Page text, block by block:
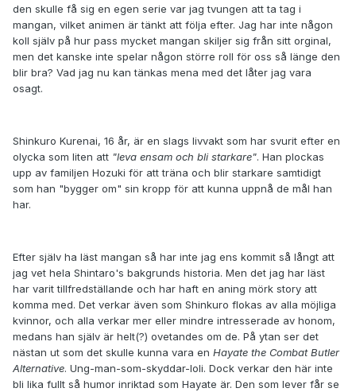
den skulle få sig en egen serie var jag tvungen att ta tag i
mangan, vilket animen är tänkt att följa efter. Jag har inte någon
koll själv på hur pass mycket mangan skiljer sig från sitt orginal,
men det kanske inte spelar någon större roll för oss så länge den
blir bra? Vad jag nu kan tänkas mena med det låter jag vara
osagt.
Shinkuro Kurenai, 16 år, är en slags livvakt som har svurit efter en
olycka som liten att "leva ensam och bli starkare". Han plockas
upp av familjen Hozuki för att träna och blir starkare samtidigt
som han "bygger om" sin kropp för att kunna uppnå de mål han
har.
Efter själv ha läst mangan så har inte jag ens kommit så långt att
jag vet hela Shintaro's bakgrunds historia. Men det jag har läst
har varit tillfredställande och har haft en aning mörk story att
komma med. Det verkar även som Shinkuro flokas av alla möjliga
kvinnor, och alla verkar mer eller mindre intresserade av honom,
medans han själv är helt(?) ovetandes om de. På ytan ser det
nästan ut som det skulle kunna vara en Hayate the Combat Butler
Alternative. Ung-man-som-skyddar-loli. Dock verkar den här inte
bli lika fullt så humor inriktad som Hayate är. Den som lever får se